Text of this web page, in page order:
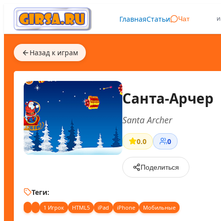
ГлавнаяСтатьи Чат
Назад к играм
Санта-Арчер
Santa Archer
0.0 0
Поделиться
Теги:
1 Игрок HTML5 iPad iPhone Мобильные